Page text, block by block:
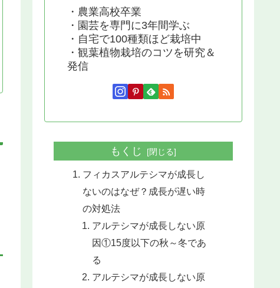
・農業高校卒業
・園芸を専門に3年間学ぶ
・自宅で100種類ほど栽培中
・観葉植物栽培のコツを研究＆
発信
もくじ
フィカスアルテシマが成長し
ないのはなぜ？成長が遅い時
の対処法
アルテシマが成長しない原
因①15度以下の秋～冬であ
る
アルテシマが成長しない原